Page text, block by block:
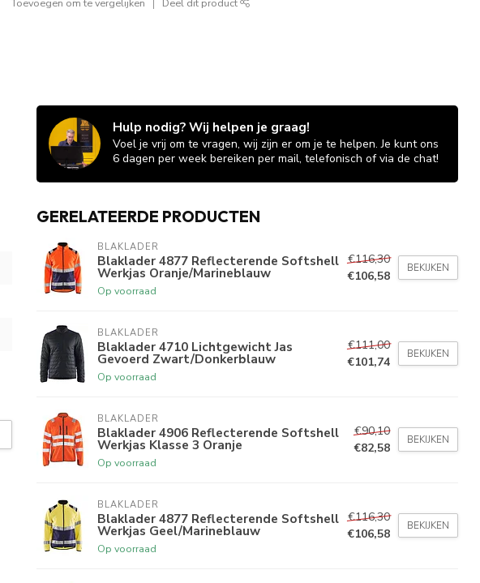
Toevoegen om te vergelijken Deel dit product
Hulp nodig? Wij helpen je graag!
Voel je vrij om te vragen, wij zijn er om je te helpen. Je kunt ons
6 dagen per week bereiken per mail, telefonisch of via de chat!
GERELATEERDE PRODUCTEN
BLAKLADER
Blaklader 4877 Reflecterende Softshell
Werkjas Oranje/Marineblauw
Op voorraad
€116,30
€106,58
BEKIJKEN
BLAKLADER
Blaklader 4710 Lichtgewicht Jas
Gevoerd Zwart/Donkerblauw
Op voorraad
€111,00
€101,74
BEKIJKEN
BLAKLADER
Blaklader 4906 Reflecterende Softshell
Werkjas Klasse 3 Oranje
Op voorraad
€90,10
€82,58
BEKIJKEN
BLAKLADER
Blaklader 4877 Reflecterende Softshell
Werkjas Geel/Marineblauw
Op voorraad
€116,30
€106,58
BEKIJKEN